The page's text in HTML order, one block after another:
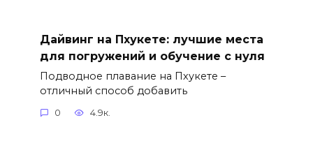
Дайвинг на Пхукете: лучшие места
для погружений и обучение с нуля
Подводное плавание на Пхукете –
отличный способ добавить
0 4.9к.